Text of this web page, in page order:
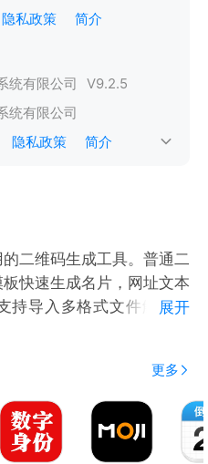
隐私政策 简介
统有限公司 V9.2.5
统有限公司
隐私政策 简介
二维码生成工具。普通二
快速生成名片，网址文本
持导入多格式文件解析内
展开
更多